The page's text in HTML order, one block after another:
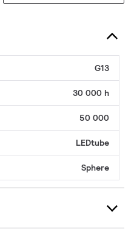
G13
30 000 h
50 000
LEDtube
Sphere